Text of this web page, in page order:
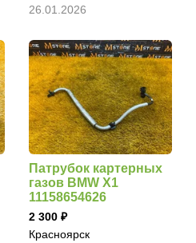
26.01.2026
Патрубок картерных
газов BMW X1
11158654626
2 300
Красноярск